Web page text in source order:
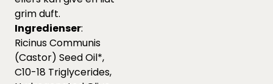
grim duft.
Ingredienser:
Ricinus Communis
(Castor) Seed Oil*,
C10-18 Triglycerides,